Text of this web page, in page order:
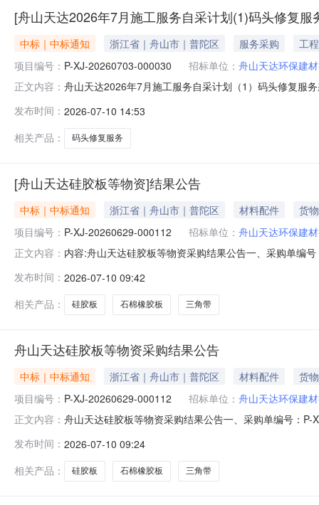
[舟山天达2026年7月施工服务自采计划(1)码头修复服
中标｜中标通知 浙江省｜舟山市｜普陀区 服务采购
工程
项目编号： P-XJ-20260703-000030 招标单位： 舟山天达环保建
正文内容： 舟山天达2026年7月施工服务自采计划（1）码头修复服
日期：2026-07-10具体规格、技术指标及售后服务要求
发布时间： 2026-07-10 14:53
相关产品：
码头修复服务
[舟山天达硅胶板等物资]结果公告
中标｜中标通知 浙江省｜舟山市｜普陀区 材料配件
货物
项目编号： P-XJ-20260629-000112 招标单位： 舟山天达环保建
正文内容： 内容:舟山天达硅胶板等物资采购结果公告一、采购单编
物料名称采购数量计量单位税率交付时间交货地点采购
发布时间： 2026-07-10 09:42
相关产品：
硅胶板 石棉橡胶板 三角带
舟山天达硅胶板等物资采购结果公告
中标｜中标通知 浙江省｜舟山市｜普陀区 材料配件
货物
项目编号： P-XJ-20260629-000112 招标单位： 舟山天达环保建
正文内容： 舟山天达硅胶板等物资采购结果公告一、采购单编号：
名称采购数量计量单位税率交付时间交货地点采购需求
发布时间： 2026-07-10 09:24
相关产品：
硅胶板 石棉橡胶板 三角带